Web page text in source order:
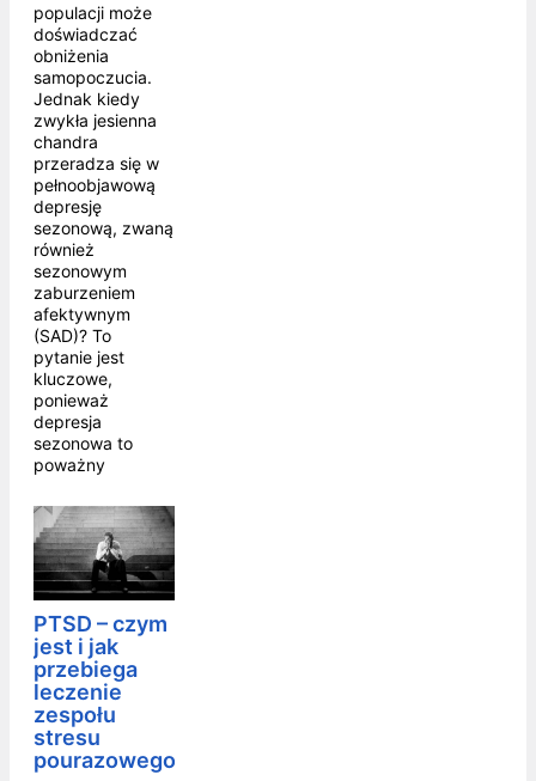
populacji może
doświadczać
obniżenia
samopoczucia.
Jednak kiedy
zwykła jesienna
chandra
przeradza się w
pełnoobjawową
depresję
sezonową, zwaną
również
sezonowym
zaburzeniem
afektywnym
(SAD)? To
pytanie jest
kluczowe,
ponieważ
depresja
sezonowa to
poważny
PTSD – czym
jest i jak
przebiega
leczenie
zespołu
stresu
pourazowego